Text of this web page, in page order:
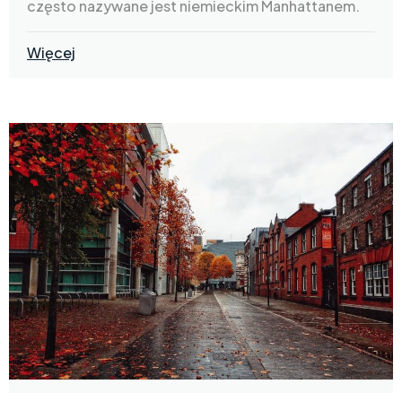
często nazywane jest niemieckim Manhattanem.
Więcej